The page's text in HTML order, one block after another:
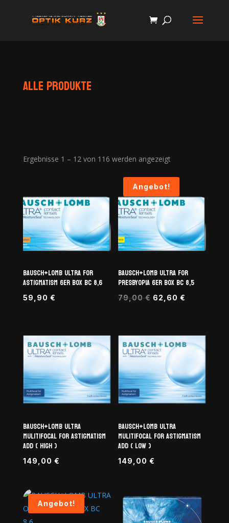
Alle Produkte
Ergebnisse 1 – 12 von 116 werden angezeigt
BAUSCH+LOMB ULTRA FOR
ASTIGMATISM 6er BOX BC 8,6
59,90 €
Angebot!
BAUSCH+LOMB ULTRA FOR
PRESBYOPIA 6er BOX BC 8,5
79,00€ Ursprünglicher
79,00 €
62,60€
62,60 €.
BAUSCH+LOMB ULTRA
MULITIFOCAL for ASTIGMATISM
ADD ( HIGH )
149,00 €
BAUSCH+LOMB ULTRA
MULITIFOCAL for ASTIGMATISM
ADD ( LOW )
149,00€
Angebot!